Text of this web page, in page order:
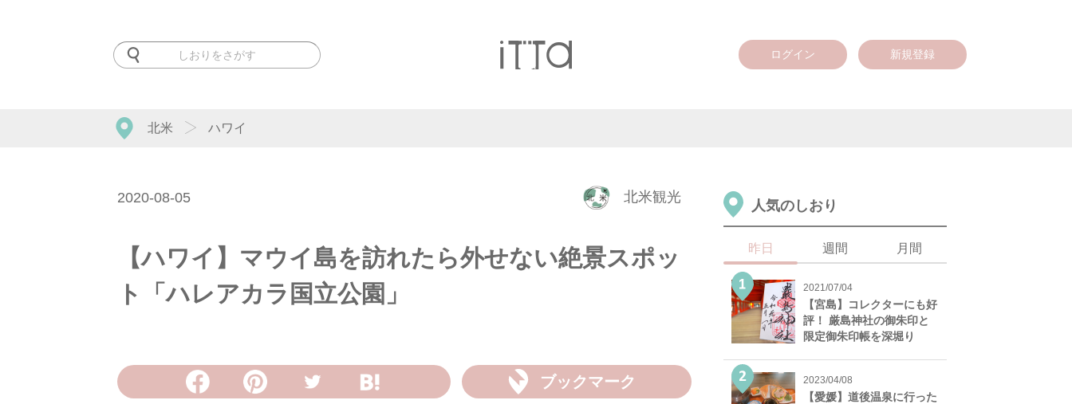
ログイン 新規登録
北米 ハワイ
2020-08-05 北米観光
【ハワイ】マウイ島を訪れたら外せない絶景スポッ
ト「ハレアカラ国立公園」
ブックマーク
人気のしおり
昨日 週間 月間
2021/07/04
【宮島】コレクターにも好
評！ 厳島神社の御朱印と
限定御朱印帳を深堀り
2023/04/08
【愛媛】道後温泉に行った